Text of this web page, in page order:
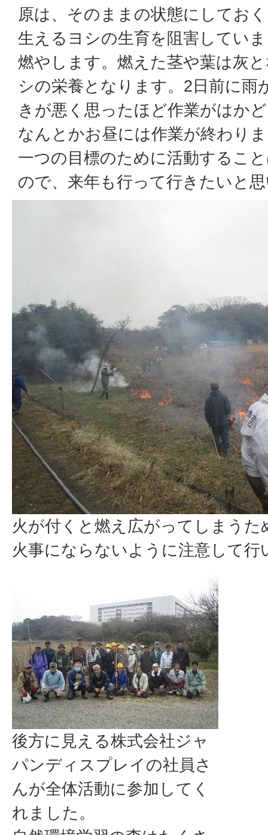
原は、そのままの状態にしてお
生えるヨシの生育を阻害してい
燃やします。燃えた茎や葉は灰
シの栄養となります。2日前に雨
きが悪く思ったほど作業がはか
なんとかお昼には作業が終わり
一つの目標のために活動するこ
ので、来年も行って行きたいと
火が付くと燃え広がってしまう
火事にならないように注意して行
後方に見える株式会社ジャ
パンディスプレイの社員さ
んが全体活動に参加してく
れました。